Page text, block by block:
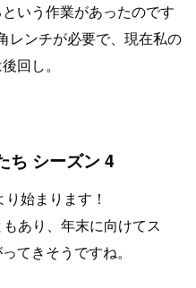
いう作業があったのです
レンチが必要で、現在私の
回し。
ち シーズン 4
始まります！
あり、年末に向けてス
てきそうですね。